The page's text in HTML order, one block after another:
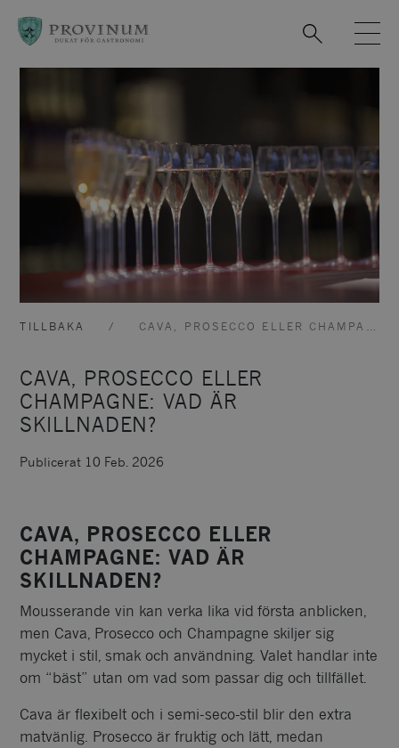
Denna
tillgänglighetssystem.
TILLBAKA CAVA, PROSECCO ELLER CHAMPAGNE: VAD ÄR SKILLNADEN?
Publicerat 10 Feb. 2026
CAVA, PROSECCO ELLER
CHAMPAGNE: VAD ÄR
SKILLNADEN?
CAVA, PROSECCO ELLER
CHAMPAGNE: VAD ÄR
SKILLNADEN?
Mousserande vin kan verka lika vid första anblicken,
men Cava, Prosecco och Champagne skiljer sig
mycket i stil, smak och användning. Valet handlar inte
om “bäst” utan om vad som passar dig och tillfället.
Cava är flexibelt och i semi-seco-stil blir den extra
matvänlig. Prosecco är fruktig och lätt, medan